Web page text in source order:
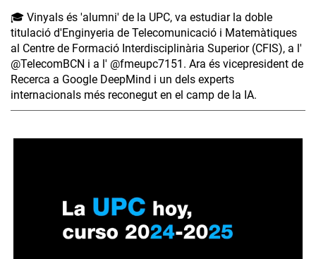
🎓 Vinyals és 'alumni' de la UPC, va estudiar la doble
titulació d'Enginyeria de Telecomunicació i Matemàtiques
al Centre de Formació Interdisciplinària Superior (CFIS), a l'
‪@TelecomBCN‬ i a l' ‪@fmeupc7151‬. Ara és vicepresident de
Recerca a Google DeepMind i un dels experts
internacionals més reconegut en el camp de la IA.